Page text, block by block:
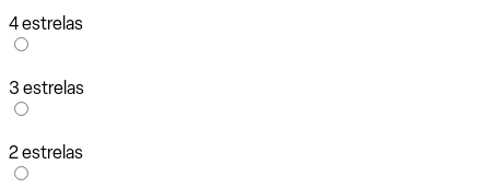
4 estrelas
3 estrelas
2 estrelas